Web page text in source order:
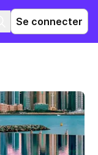
Se connecter